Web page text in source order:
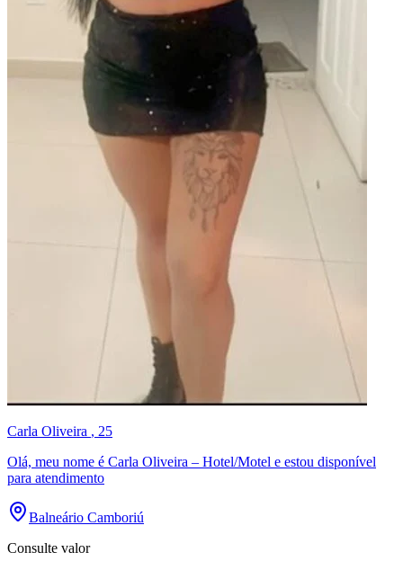
Carla Oliveira , 25
Olá, meu nome é Carla Oliveira – Hotel/Motel e estou disponível
para atendimento
Balneário Camboriú
Consulte valor